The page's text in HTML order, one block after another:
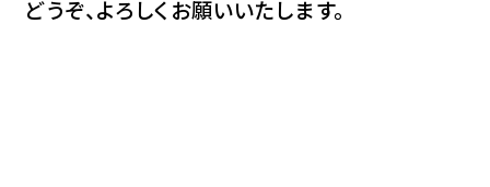
どうぞ、よろしくお願いいたします。